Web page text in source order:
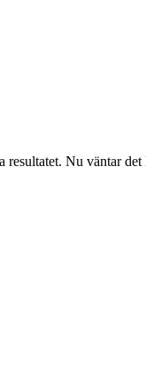
Nu väntar